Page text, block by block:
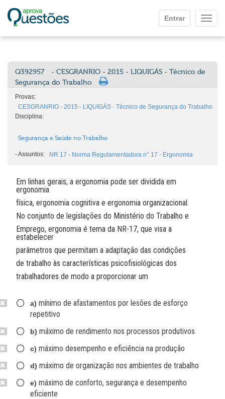
Entrar
Q392957
- CESGRANRIO - 2015 - LIQUIGÁS - Técnico de
Segurança do Trabalho
Provas:
CESGRANRIO - 2015 - LIQUIGÁS - Técnico de Segurança do Trabalho
Disciplina:
Segurança e Saúde no Trabalho
-Assuntos: NR 17 - Norma Regulamentadora n° 17 - Ergonomia
Em linhas gerais, a ergonomia pode ser dividida em
ergonomia
física, ergonomia cognitiva e ergonomia organizacional.
No conjunto de legislações do Ministério do Trabalho e
Emprego, ergonomia é tema da NR-17, que visa a
estabelecer
parâmetros que permitam a adaptação das condições
de trabalho às características psicofisiológicas dos
trabalhadores de modo a proporcionar um
a) mínimo de afastamentos por lesões de esforço
repetitivo
b) máximo de rendimento nos processos produtivos
c) máximo desempenho e eficiência na produção
d) máximo de organização nos ambientes de trabalho
e) máximo de conforto, segurança e desempenho
eficiente